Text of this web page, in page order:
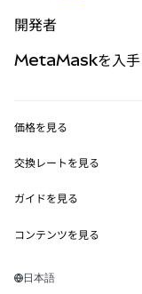
パーペチュアル
RWA
開発者
MetaMask Connect
Snaps
Web3サービス
MetaMaskを入手
セキュリティ
サポート
キャリア
価格を見る
イーサリアムの価格
Solanaの価格
Tetherの価格
交換レートを見る
ETH→USD
USDT→INR
BTC→INR
ガイドを見る
ETHの購入
コンテンツを見る
Solanaウォレット
日本語